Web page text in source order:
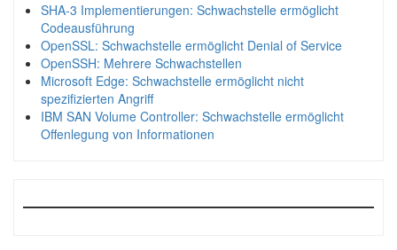
SHA-3 Implementierungen: Schwachstelle ermöglicht
Codeausführung
OpenSSL: Schwachstelle ermöglicht Denial of Service
OpenSSH: Mehrere Schwachstellen
Microsoft Edge: Schwachstelle ermöglicht nicht
spezifizierten Angriff
IBM SAN Volume Controller: Schwachstelle ermöglicht
Offenlegung von Informationen